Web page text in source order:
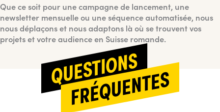
Que ce soit pour une campagne de lancement, une
newsletter mensuelle ou une séquence automatisée, nous
nous déplaçons et nous adaptons là où se trouvent vos
projets et votre audience en Suisse romande.
QUESTIONS
FRÉQUENTES